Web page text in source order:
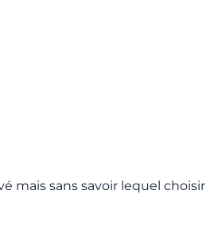
mais sans savoir lequel choisir